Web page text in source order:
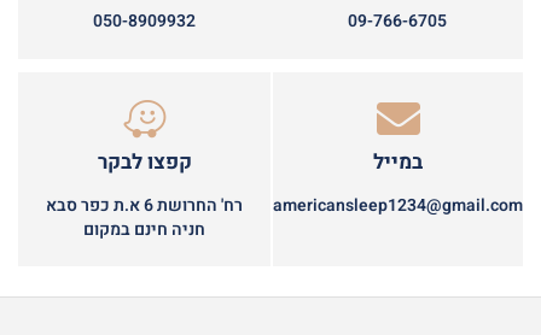
09-766-6705
050-8909932
במייל
americansleep1234@gmail.com
קפצו לבקר
רח' החרושת 6 א.ת כפר סבא
חניה חינם במקום